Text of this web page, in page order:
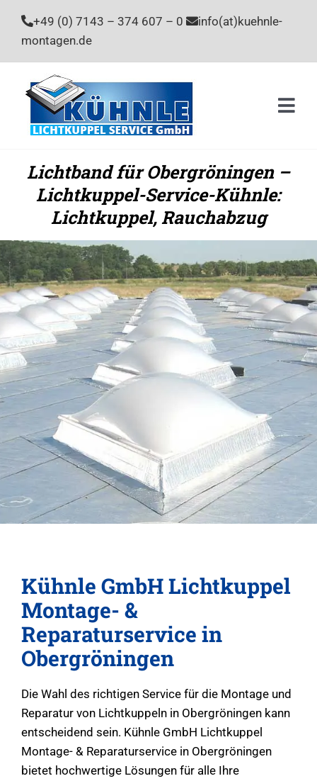
Inhalt
springen
+49 (0) 7143 – 374 607 – 0
info(at)kuehnle-
montagen.de
Lichtband für Obergröningen –
Lichtkuppel-Service-Kühnle:
Lichtkuppel, Rauchabzug
Kühnle GmbH Lichtkuppel
Montage- &
Reparaturservice in
Obergröningen
Die Wahl des richtigen Service für die Montage und
Reparatur von Lichtkuppeln in Obergröningen kann
entscheidend sein. Kühnle GmbH Lichtkuppel
Montage- & Reparaturservice in Obergröningen
bietet hochwertige Lösungen für alle Ihre